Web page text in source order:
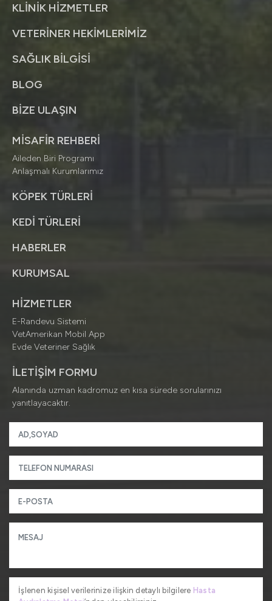
KLİNİK HİZMETLER
VETERİNER HEKİMLERİMİZ
SAĞLIK BİLGİSİ
BLOG
BİZE ULAŞIN
MİSAFİR REHBERİ
Aileden Biri Programı
Anlaşmalı Kurumlarımız
KÖPEK TÜRLERİ
KEDİ TÜRLERİ
HABERLER
KURUMSAL
HİZMETLER
E-Randevu Sistemi
VetAmerikan Mobil App
Evde Veteriner Sağlık
İLETİŞİM FORMU
Alanında uzman kadromuz en kısa sürede sorularınızı
yanıtlayacaktır.
İşlenen kişisel verilerinize ilişkin detaylı bilgilere Hasta